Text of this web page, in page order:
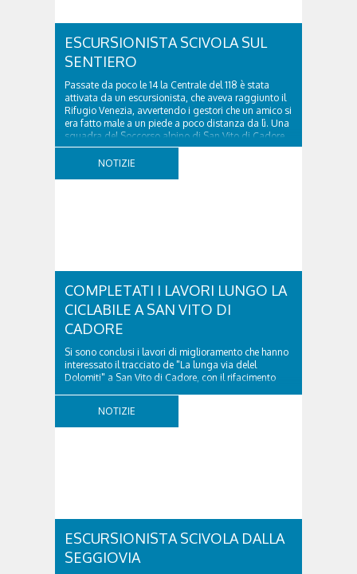
ESCURSIONISTA SCIVOLA SUL
SENTIERO
Passate da poco le 14 la Centrale del 118 è stata
attivata da un escursionista, che aveva raggiunto il
Rifugio Venezia, avvertendo i gestori che un amico si
era fatto male a un piede a poco distanza da lì. Una
squadra del Soccorso alpino di San Vito di Cadore
ha quindi raggiunto l'infortunato...
NOTIZIE
COMPLETATI I LAVORI LUNGO LA
CICLABILE A SAN VITO DI
CADORE
Si sono conclusi i lavori di miglioramento che hanno
interessato il tracciato de "La lunga via delel
Dolomiti" a San Vito di Cadore, con il rifacimento
appositi dissuasori in corrispondenza...
NOTIZIE
ESCURSIONISTA SCIVOLA DALLA
SEGGIOVIA